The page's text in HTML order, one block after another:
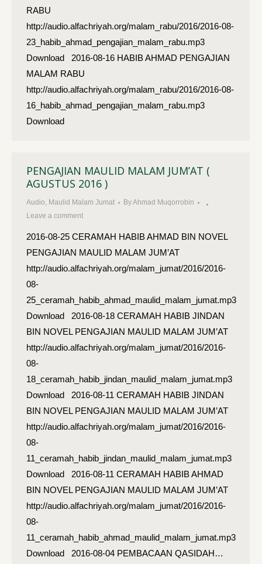
RABU
http://audio.alfachriyah.org/malam_rabu/2016/2016-08-
23_habib_ahmad_pengajian_malam_rabu.mp3
Download 2016-08-16 HABIB AHMAD PENGAJIAN
MALAM RABU
http://audio.alfachriyah.org/malam_rabu/2016/2016-08-
16_habib_ahmad_pengajian_malam_rabu.mp3
Download
PENGAJIAN MAULID MALAM JUM’AT (
AGUSTUS 2016 )
Audio, Maulid Malam Jumat ByAhmad Muqorrobin
Leave a comment
2016-08-25 CERAMAH HABIB AHMAD BIN NOVEL
PENGAJIAN MAULID MALAM JUM’AT
http://audio.alfachriyah.org/malam_jumat/2016/2016-
08-
25_ceramah_habib_ahmad_maulid_malam_jumat.mp3
Download 2016-08-18 CERAMAH HABIB JINDAN
BIN NOVEL PENGAJIAN MAULID MALAM JUM’AT
http://audio.alfachriyah.org/malam_jumat/2016/2016-
08-
18_ceramah_habib_jindan_maulid_malam_jumat.mp3
Download 2016-08-11 CERAMAH HABIB JINDAN
BIN NOVEL PENGAJIAN MAULID MALAM JUM’AT
http://audio.alfachriyah.org/malam_jumat/2016/2016-
08-
11_ceramah_habib_jindan_maulid_malam_jumat.mp3
Download 2016-08-11 CERAMAH HABIB AHMAD
BIN NOVEL PENGAJIAN MAULID MALAM JUM’AT
http://audio.alfachriyah.org/malam_jumat/2016/2016-
08-
11_ceramah_habib_ahmad_maulid_malam_jumat.mp3
Download 2016-08-04 PEMBACAAN QASIDAH…